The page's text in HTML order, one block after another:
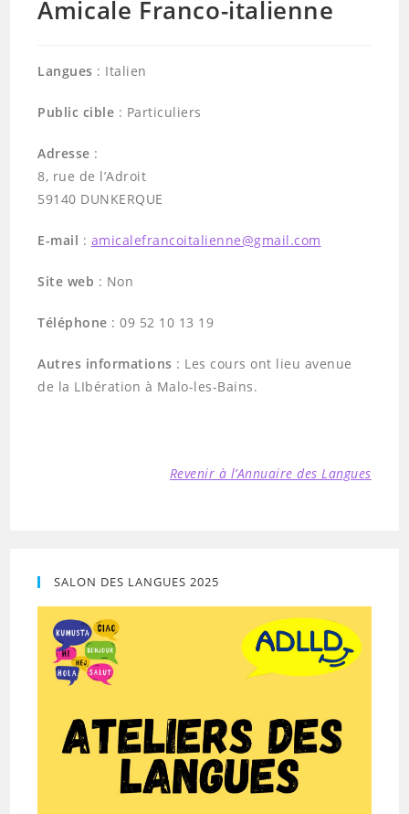
Amicale Franco-italienne
Langues : Italien
Public cible : Particuliers
Adresse :
8, rue de l’Adroit
59140 DUNKERQUE
E-mail : amicalefrancoitalienne@gmail.com
Site web : Non
Téléphone : 09 52 10 13 19
Autres informations : Les cours ont lieu avenue
de la LIbération à Malo-les-Bains.
Revenir à l’Annuaire des Langues
SALON DES LANGUES 2025